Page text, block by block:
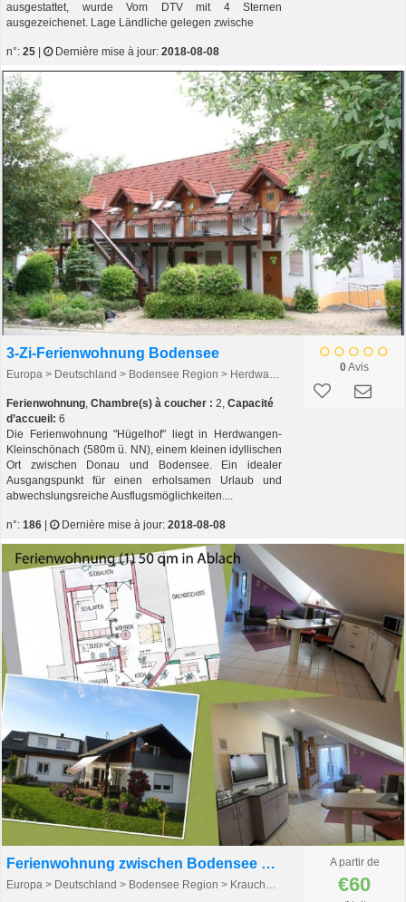
ausgestattet, wurde Vom DTV mit 4 Sternen
ausgezeichenet. Lage Ländliche gelegen zwische
n°: 25 Dernière mise à jour: 2018-08-08
3-Zi-Ferienwohnung Bodensee
Europa > Deutschland > Bodensee Region > Herdwangen-Kleinschönach
Ferienwohnung, Chambre(s) à coucher : 2, Capacité
d’accueil: 6
Die Ferienwohnung "Hügelhof" liegt in Herdwangen-
Kleinschönach (580m ü. NN), einem kleinen idyllischen
Ort zwischen Donau und Bodensee. Ein idealer
Ausgangspunkt für einen erholsamen Urlaub und
abwechslungsreiche Ausflugsmöglichkeiten....
n°: 186 Dernière mise à jour: 2018-08-08
0Avis
Ferienwohnung zwischen Bodensee und Schwarzwald
Europa > Deutschland > Bodensee Region > Krauchenwies - Ablach > Krauchenwies - Ablach
A partir de
€60